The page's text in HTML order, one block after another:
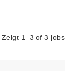
Zeigt 1–3 of 3 jobs